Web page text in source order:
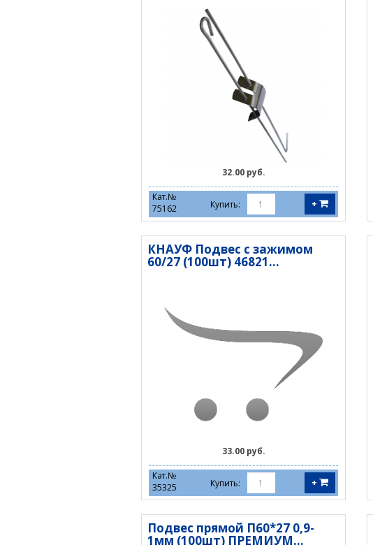
32.00 руб.
Кат.№
75162
Купить: +
КНАУФ Подвес с зажимом
60/27 (100шт) 46821...
33.00 руб.
Кат.№
35325
Купить: +
Подвес прямой П60*27 0,9-
1мм (100шт) ПРЕМИУМ...